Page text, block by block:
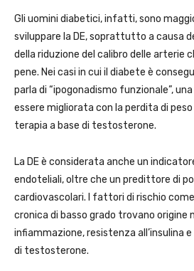
Gli uomini diabetici, infatti, sono
sviluppare la DE, soprattutto a causa
della riduzione del calibro delle arterie
pene. Nei casi in cui il diabete è
parla di “ipogonadismo funzionale”,
essere migliorata con la perdita di peso
terapia a base di testosterone.
La DE è considerata anche un
endoteliali, oltre che un predittore di
cardiovascolari. I fattori di rischio
cronica di basso grado trovano origine
infiammazione, resistenza all’insulina
di testosterone.